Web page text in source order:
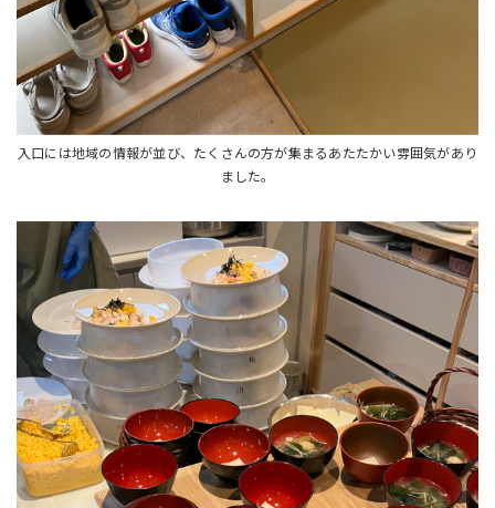
入口には地域の情報が並び、たくさんの方が集まるあたたかい雰囲気があり
ました。